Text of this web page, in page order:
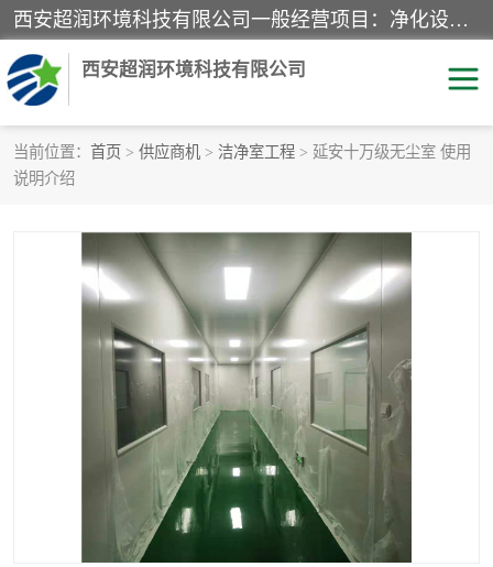
西安超润环境科技有限公司一般经营项目：净化设备、厨房设备、五金机电设备、不锈钢制品、彩钢夹心板、水处理设备的研发、销售；空气净化设备、办公设备、通风设备、建筑材料、金属材料的销售；净化工程、钢结构工程、机电设备工程的设计与施工及技术咨询服务；货物及技术的进出口的业务经营。
西安超润环境科技有限公司
当前位置： 首页 > 供应商机 > 洁净室工程 > 延安十万级无尘室 使用
说明介绍
洁净手术室
粉尘废气净化 洁净室工程
净化车间工程 GMP车间